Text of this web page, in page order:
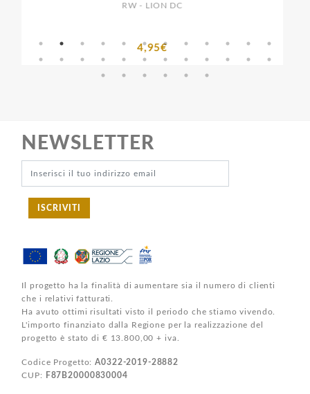
RW - LION DC
4,95€
NEWSLETTER
ISCRIVITI
Il progetto ha la finalità di aumentare sia il numero di clienti
che i relativi fatturati.
Ha avuto ottimi risultati visto il periodo che stiamo vivendo.
L'importo finanziato dalla Regione per la realizzazione del
progetto è stato di € 13.800,00 + iva.
Codice Progetto:A0322-2019-28882
CUP:
F87B20000830004